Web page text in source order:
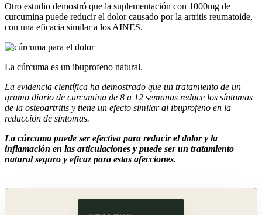
Otro estudio demostró que la suplementación con 1000mg de
curcumina puede reducir el dolor causado por la artritis reumatoide,
con una eficacia similar a los AINES.
La cúrcuma es un ibuprofeno natural.
La evidencia científica ha demostrado que un tratamiento de un
gramo diario de curcumina de 8 a 12 semanas reduce los síntomas
de la osteoartritis y tiene un efecto similar al ibuprofeno en la
reducción de síntomas.
La cúrcuma puede ser efectiva para reducir el dolor y la
inflamación en las articulaciones y puede ser un tratamiento
natural seguro y eficaz para estas afecciones.